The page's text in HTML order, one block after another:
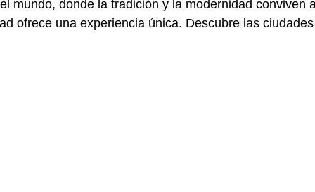
mundo, donde la tradición y la modernidad conviven
ofrece una experiencia única. Descubre las